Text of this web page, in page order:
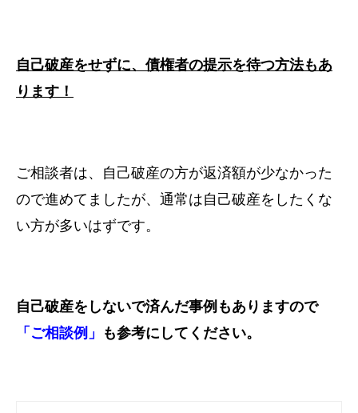
自己破産をせずに、債権者の提示を待つ方法もあ
ります！
ご相談者は、自己破産の方が返済額が少なかった
ので進めてましたが、 通常は自己破産をしたくな
い方が多いはずです。
自己破産をしないで済んだ事例もありますので
「ご相談例」
も参考にしてください。